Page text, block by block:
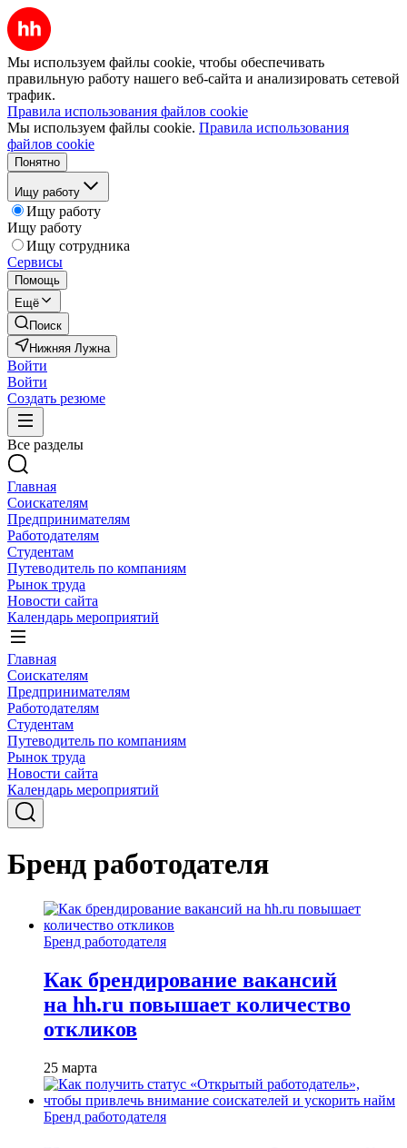
Мы используем файлы cookie, чтобы обеспечивать
правильную работу нашего веб-сайта и анализировать сетевой
трафик.
Правила использования файлов cookie
Мы используем файлы cookie. Правила использования
файлов cookie
Понятно
Ищу работу
Ищу работу
Ищу работу
Ищу сотрудника
Сервисы
Помощь
Ещё
Поиск
Нижняя Лужна
Войти
Войти
Создать резюме
Все разделы
Главная
Соискателям
Предпринимателям
Работодателям
Студентам
Путеводитель по компаниям
Рынок труда
Новости сайта
Календарь мероприятий
Главная
Соискателям
Предпринимателям
Работодателям
Студентам
Путеводитель по компаниям
Рынок труда
Новости сайта
Календарь мероприятий
Бренд работодателя
Бренд работодателя
Как брендирование вакансий
на hh.ru повышает количество
откликов
25 марта
Бренд работодателя